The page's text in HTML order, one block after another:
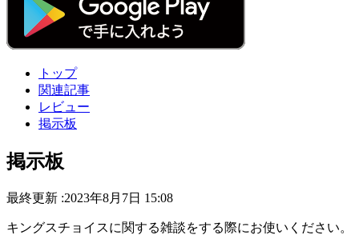
トップ
関連記事
レビュー
掲示板
掲示板
最終更新 :2023年8月7日 15:08
キングスチョイスに関する雑談をする際にお使いください。